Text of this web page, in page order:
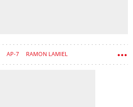
AP-7 RAMON LAMIEL